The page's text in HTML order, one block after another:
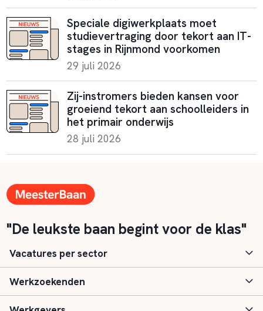
Speciale digiwerkplaats moet
studievertraging door tekort aan IT-
stages in Rijnmond voorkomen
29 juli 2026
Zij-instromers bieden kansen voor
groeiend tekort aan schoolleiders in
het primair onderwijs
28 juli 2026
"De leukste baan begint voor de klas"
Vacatures per sector
Basisonderwijs
Werkzoekenden